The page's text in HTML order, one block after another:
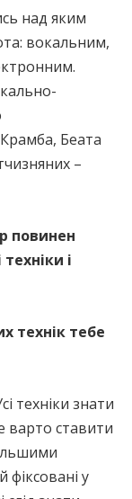
над яким
вокальним,
Беата
–
повинен
і
технік тебе
техніки знати
варто ставити
фіксовані у